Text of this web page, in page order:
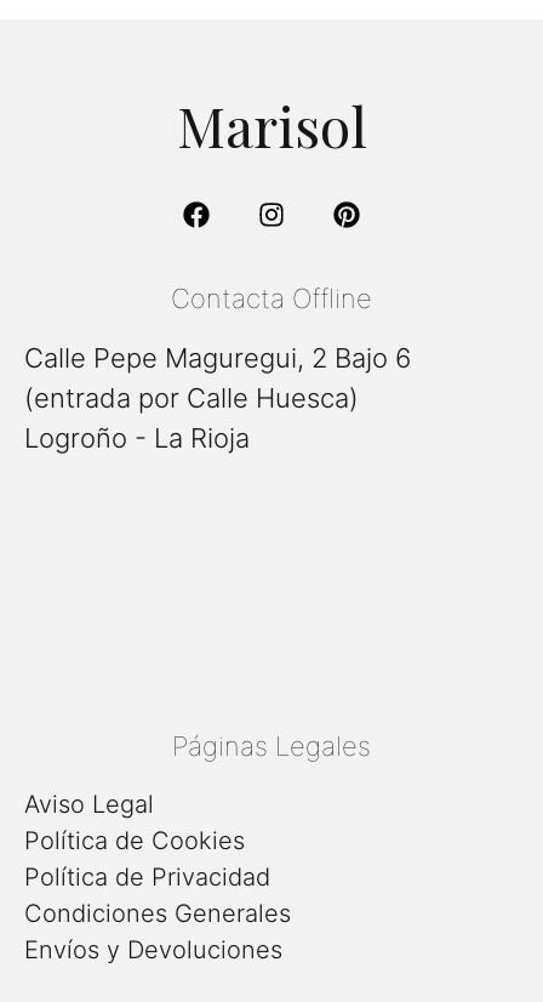
Páginas Legales
Aviso Legal
Política de Cookies
Política de Privacidad
Condiciones Generales
Envíos y Devoluciones
Marisol
Contacta Offline
Calle Pepe Maguregui, 2 Bajo 6
(entrada por Calle Huesca)
Logroño - La Rioja